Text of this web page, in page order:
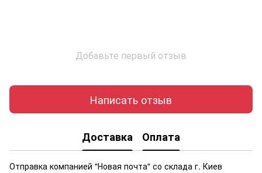
Добавьте первый отзыв
Написать отзыв
Доставка Оплата
Отправка компанией "Новая почта" со склада г. Киев